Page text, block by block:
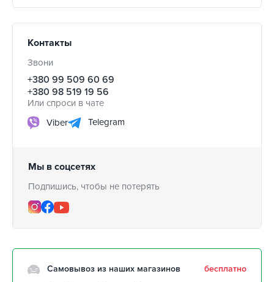
Контакты
Звони
+380 99 509 60 69
+380 98 519 19 56
Или спроси в чате
Viber
Telegram
Мы в соцсетях
Подпишись, чтобы не потерять
Самовывоз из наших магазинов бесплатно